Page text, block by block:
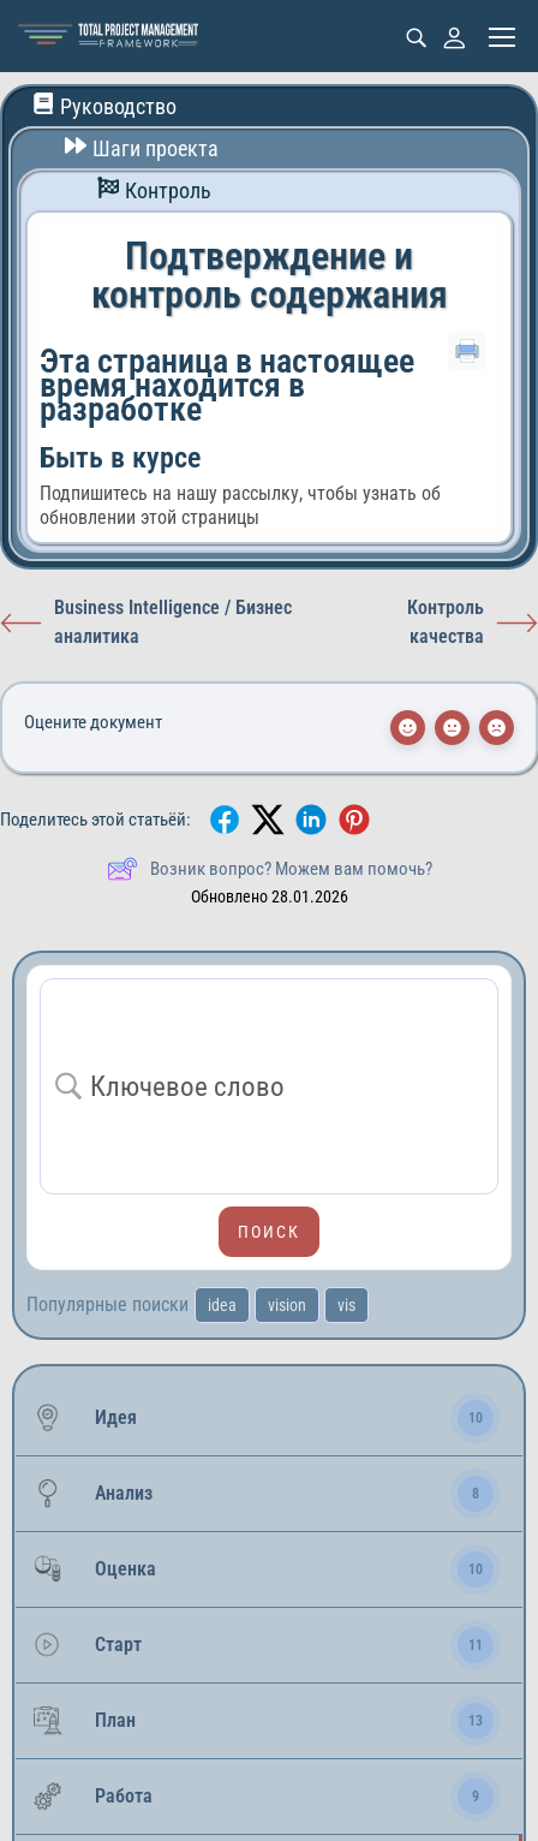
Популярные поиски idea vision vis
Идея 10
Анализ 8
Оценка 10
Старт 11
План 13
Работа 9
Руководство
Шаги проекта
Контроль
Подтверждение и
контроль содержания
Эта страница в настоящее
время находится в
разработке
Быть в курсе
Подпишитесь на нашу рассылку, чтобы узнать об
обновлении этой страницы
Business Intelligence / Бизнес
аналитика
Контроль
качества
Оцените документ
Поделитесь этой статьёй:
Возник вопрос? Можем вам помочь?
Обновлено 28.01.2026